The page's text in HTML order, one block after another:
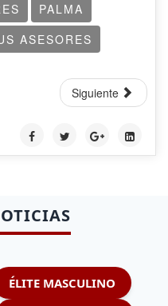
PALMA
ASESORES
Siguiente
ÉLITE MASCULINO